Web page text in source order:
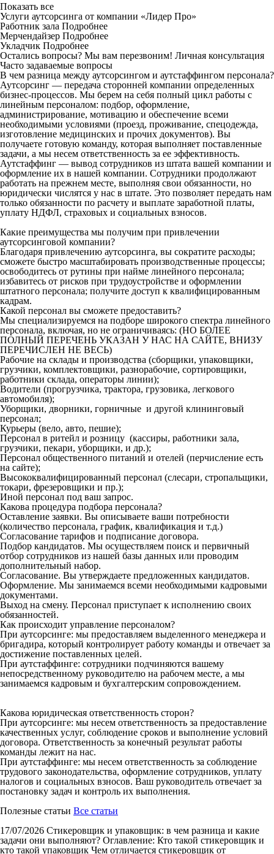
Показать все
Услуги аутсорсинга от компании «Лидер Про»
Работник зала Подробнее
Мерчендайзер Подробнее
Укладчик Подробнее
Остались вопросы? Мы вам перезвоним! Личная консультация
Часто задаваемые вопросы
В чем разница между аутсорсингом и аутстаффингом персонала?
Аутсорсинг — передача сторонней компании определенных
бизнес-процессов. Мы берем на себя полный цикл работы с
линейным персоналом: подбор, оформление,
администрирование, мотивацию и обеспечение всеми
необходимыми условиями (проезд, проживание, спецодежда,
изготовление медицинских и прочих документов). Вы
получаете готовую команду, которая выполняет поставленные
задачи, а мы несем ответственность за ее эффективность.
Аутстаффинг — вывод сотрудников из штата вашей компании и
оформление их в нашей компании. Сотрудники продолжают
работать на прежнем месте, выполняя свои обязанности, но
юридически числятся у нас в штате. Это позволяет передать нам
только обязанности по расчету и выплате заработной платы,
уплату НДФЛ, страховых и социальных взносов.
Какие преимущества мы получим при привлечении
аутсорсинговой компании?
Благодаря привлечению аутсорсинга, вы сократите расходы;
сможете быстро масштабировать производственные процессы;
освободитесь от рутины при найме линейного персонала;
избавитесь от рисков при трудоустройстве и оформлении
штатного персонала; получите доступ к квалифицированным
кадрам.
Какой персонал вы сможете предоставить?
Мы специализируемся на подборе широкого спектра линейного
персонала, включая, но не ограничиваясь: (НО БОЛЕЕ
ПОЛНЫЙ ПЕРЕЧЕНЬ УКАЗАН У НАС НА САЙТЕ, ВНИЗУ
ПЕРЕЧИСЛЕН НЕ ВЕСЬ)
Рабочие на склады и производства (сборщики, упаковщики,
грузчики, комплектовщики, разнорабочие, сортировщики,
работники склада, операторы линии);
Водители (прогрузчика, трактора, грузовика, легкового
автомобиля);
Уборщики, дворники, горничные и другой клининговый
персонал;
Курьеры (вело, авто, пешие);
Персонал в ритейл и розницу (кассиры, работники зала,
грузчики, пекари, уборщики, и др.);
Персонал общественного питаний и отелей (перчисление есть
на сайте);
Высококвалифицированный персонал (слесари, стропальщики,
токари, фрезеровщики и пр.);
Иной персонал под ваш запрос.
Какова процедура подбора персонала?
Оставление заявки. Вы описываете ваши потребности
(количество персонала, график, квалификация и т.д.)
Согласование тарифов и подписание договора.
Подбор кандидатов. Мы осуществляем поиск и первичный
отбор сотрудников из нашей базы данных или проводим
дополнительный набор.
Согласование. Вы утверждаете предложенных кандидатов.
Оформление. Мы занимаемся всеми необходимыми кадровыми
документами.
Выход на смену. Персонал приступает к исполнению своих
обязанностей.
Как происходит управление персоналом?
При аутсорсинге: мы предоставляем выделенного менеджера и
бригадира, который контролирует работу команды и отвечает за
достижение поставленных целей.
При аутстаффинге: сотрудники подчиняются вашему
непосредственному руководителю на рабочем месте, а мы
занимаемся кадровым и бухгалтерским сопровождением.
Какова юридическая ответственность сторон?
При аутсорсинге: мы несем ответственность за предоставление
качественных услуг, соблюдение сроков и выполнение условий
договора. Ответственность за конечный результат работы
команды лежит на нас.
При аутстаффинге: мы несем ответственность за соблюдение
трудового законодательства, оформление сотрудников, уплату
налогов и социальных взносов. Ваш руководитель отвечает за
постановку задач и контроль их выполнения.
Полезные статьи Все статьи
17/07/2026 Стикеровщик и упаковщик: в чем разница и какие
задачи они выполняют? Оглавление: Кто такой стикеровщик и
кто такой упаковщик Чем отличается стикеровщик от